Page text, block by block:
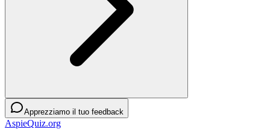
Apprezziamo il tuo feedback
AspieQuiz.org